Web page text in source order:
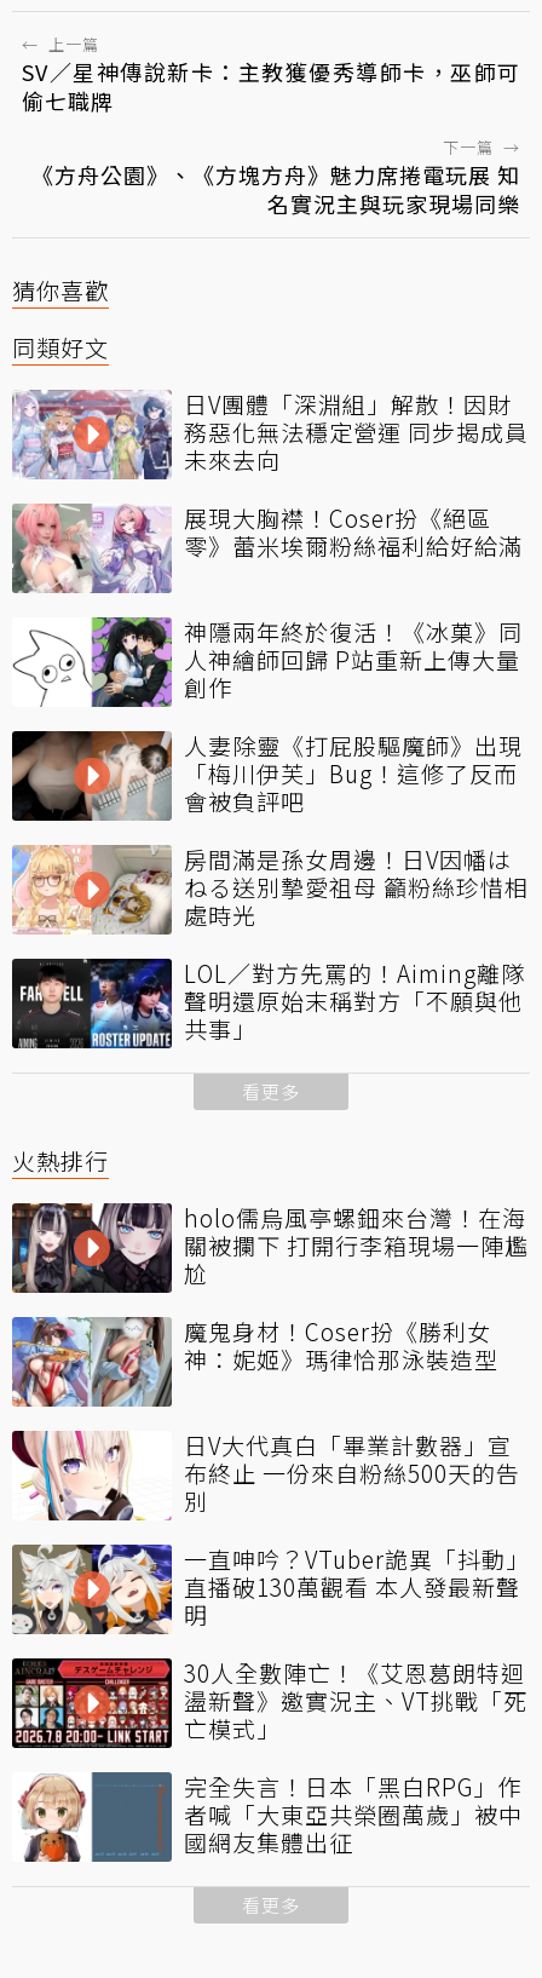
← 上一篇
SV／星神傳說新卡：主教獲優秀導師卡，巫師可
偷七職牌
下一篇 →
《方舟公園》、《方塊方舟》魅力席捲電玩展 知
名實況主與玩家現場同樂
猜你喜歡
同類好文
日V團體「深淵組」解散！因財
務惡化無法穩定營運 同步揭成員
未來去向
展現大胸襟！Coser扮《絕區
零》蕾米埃爾粉絲福利給好給滿
神隱兩年終於復活！《冰菓》同
人神繪師回歸 P站重新上傳大量
創作
人妻除靈《打屁股驅魔師》出現
「梅川伊芙」Bug！這修了反而
會被負評吧
房間滿是孫女周邊！日V因幡は
ねる送別摯愛祖母 籲粉絲珍惜相
處時光
LOL／對方先罵的！Aiming離隊
聲明還原始末稱對方「不願與他
共事」
看更多
火熱排行
holo儒烏風亭螺鈿來台灣！在海
關被攔下 打開行李箱現場一陣尷
尬
魔鬼身材！Coser扮《勝利女
神：妮姬》瑪律恰那泳裝造型
日V大代真白「畢業計數器」宣
布終止 一份來自粉絲500天的告
別
一直呻吟？VTuber詭異「抖動」
直播破130萬觀看 本人發最新聲
明
30人全數陣亡！《艾恩葛朗特迴
盪新聲》邀實況主、VT挑戰「死
亡模式」
完全失言！日本「黑白RPG」作
者喊「大東亞共榮圈萬歲」被中
國網友集體出征
看更多